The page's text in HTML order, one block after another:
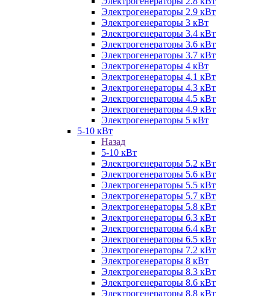
Электрогенераторы 2.9 кВт
Электрогенераторы 3 кВт
Электрогенераторы 3.4 кВт
Электрогенераторы 3.6 кВт
Электрогенераторы 3.7 кВт
Электрогенераторы 4 кВт
Электрогенераторы 4.1 кВт
Электрогенераторы 4.3 кВт
Электрогенераторы 4.5 кВт
Электрогенераторы 4.9 кВт
Электрогенераторы 5 кВт
5-10 кВт
Назад
5-10 кВт
Электрогенераторы 5.2 кВт
Электрогенераторы 5.6 кВт
Электрогенераторы 5.5 кВт
Электрогенераторы 5.7 кВт
Электрогенераторы 5.8 кВт
Электрогенераторы 6.3 кВт
Электрогенераторы 6.4 кВт
Электрогенераторы 6.5 кВт
Электрогенераторы 7.2 кВт
Электрогенераторы 8 кВт
Электрогенераторы 8.3 кВт
Электрогенераторы 8.6 кВт
Электрогенераторы 8.8 кВт